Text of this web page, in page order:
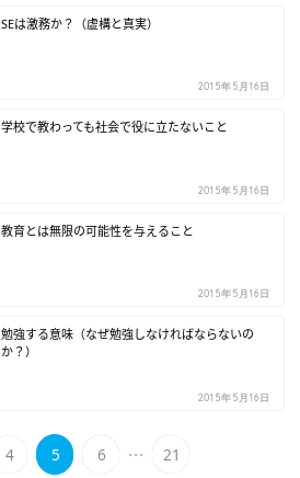
SEは激務か？（虚構と真実）
2015年5月16日
学校で教わっても社会で役に立たないこと
2015年5月16日
教育とは無限の可能性を与えること
2015年5月16日
勉強する意味（なぜ勉強しなければならないの
か？）
2015年5月16日
4 5 6 ... 21